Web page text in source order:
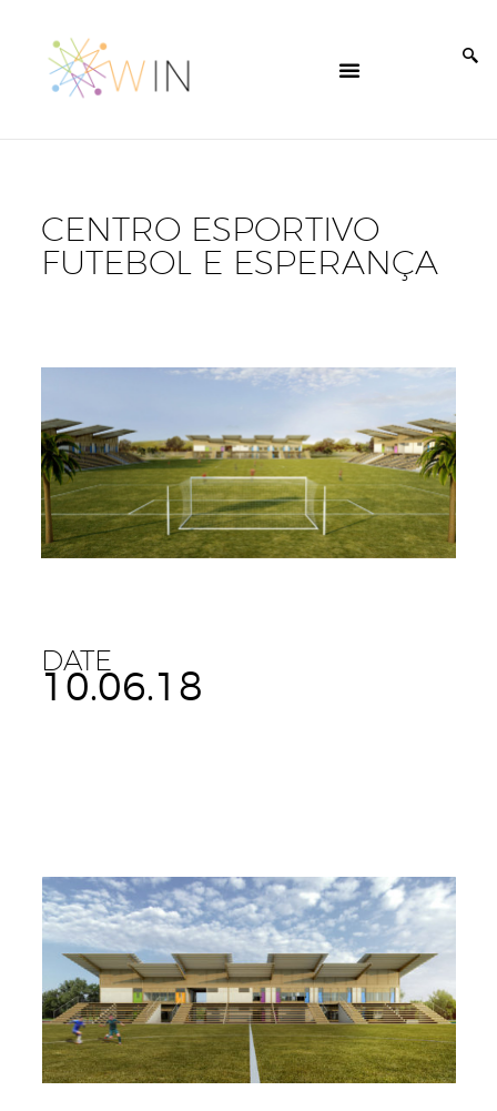
CENTRO ESPORTIVO
FUTEBOL E ESPERANÇA
DATE
10.06.18